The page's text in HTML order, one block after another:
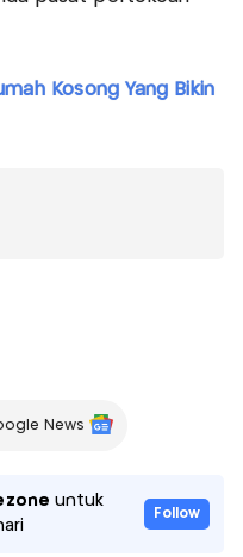
Kosong Yang Bikin
News
untuk
Follow